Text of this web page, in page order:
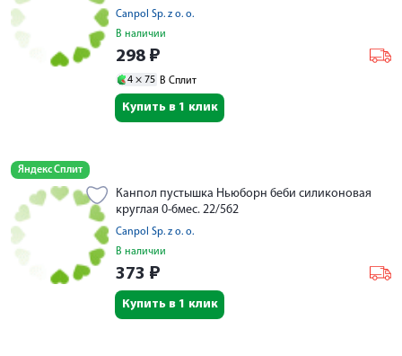
Canpol Sp. z o. o.
В наличии
298 ₽
4 × 75 В Сплит
Купить в 1 клик
Яндекс Сплит
Канпол пустышка Ньюборн беби силиконовая
круглая 0-6мес. 22/562
Canpol Sp. z o. o.
В наличии
373 ₽
Купить в 1 клик